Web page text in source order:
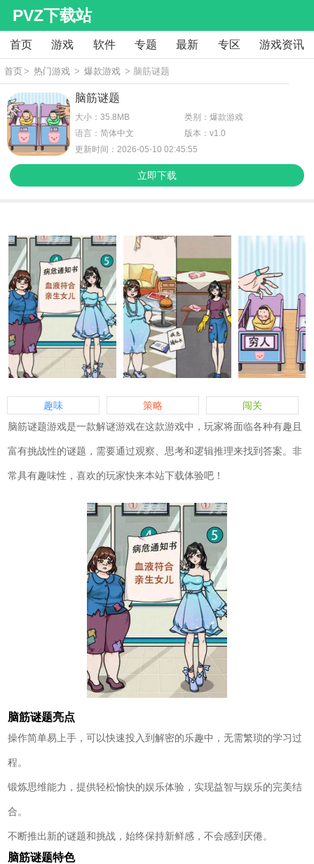
PVZ下载站
首页 游戏 软件 专题 最新 专区 游戏资讯
首页> 热门游戏 > 爆款游戏 > 脑筋谜题
脑筋谜题
大小：35.8MB
类别：爆款游戏
语言：简体中文
版本：v1.0
更新时间：2026-05-10 02:45:55
立即下载
趣味 策略
闯关
脑筋谜题游戏是一款解谜游戏在这款游戏中，玩家将面临各种有趣且
富有挑战性的谜题，需要通过观察、思考和逻辑推理来找到答案。非
常具有趣味性，喜欢的玩家快来本站下载体验吧！
脑筋谜题亮点
操作简单易上手，可以快速投入到解密的乐趣中，无需繁琐的学习过
程。
锻炼思维能力，提供轻松愉快的娱乐体验，实现益智与娱乐的完美结
合。
不断推出新的谜题和挑战，始终保持新鲜感，不会感到厌倦。
脑筋谜题特色